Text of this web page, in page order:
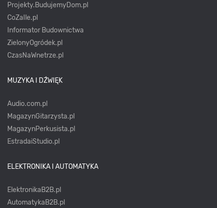
Projekty.BudujemyDom.pl
CoZaIle.pl
Informator Budownictwa
ZielonyOgródek.pl
CzasNaWnetrze.pl
MUZYKA I DŹWIĘK
Audio.com.pl
MagazynGitarzysta.pl
MagazynPerkusista.pl
EstradaiStudio.pl
ELEKTRONIKA I AUTOMATYKA
ElektronikaB2B.pl
AutomatykaB2B.pl